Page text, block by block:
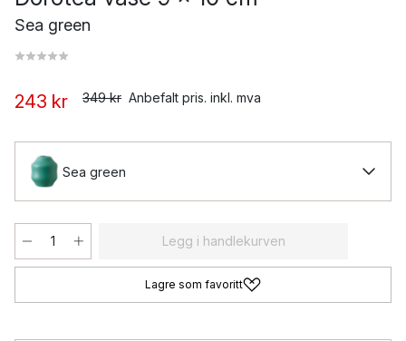
Sea green
243 kr 349 kr Anbefalt pris. inkl. mva
Sea green
Legg i handlekurven
Lagre som favoritt